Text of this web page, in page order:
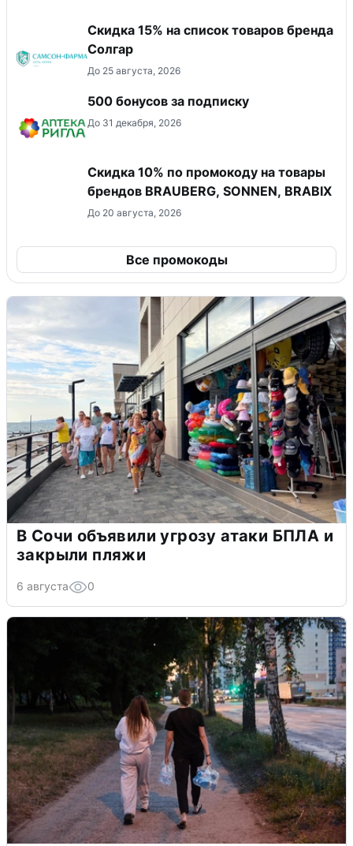
Скидка 15% на список товаров бренда
Солгар
До 25 августа, 2026
500 бонусов за подписку
До 31 декабря, 2026
Скидка 10% по промокоду на товары
брендов BRAUBERG, SONNEN, BRABIX
До 20 августа, 2026
Все промокоды
В Сочи объявили угрозу атаки БПЛА и
закрыли пляжи
6 августа 0